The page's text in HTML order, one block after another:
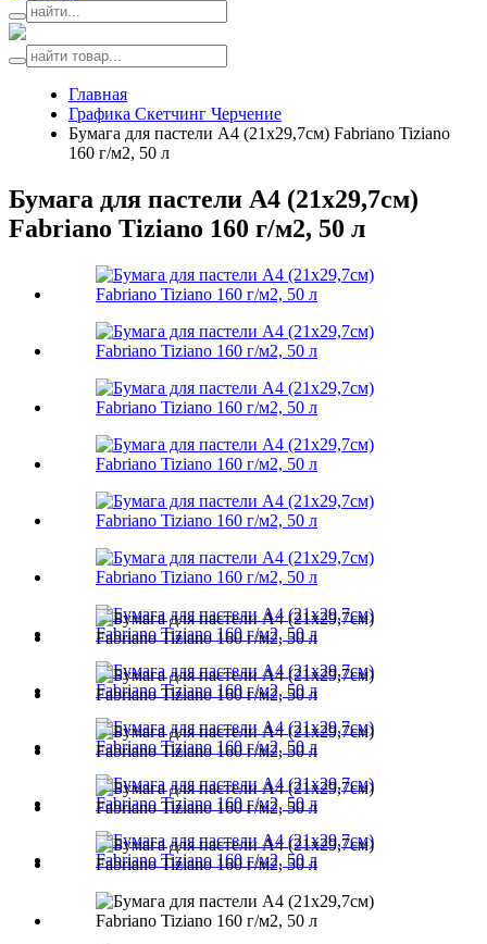
Главная
Графика Скетчинг Черчение
Бумага для пастели А4 (21x29,7см) Fabriano Tiziano
160 г/м2, 50 л
Бумага для пастели А4 (21x29,7см)
Fabriano Tiziano 160 г/м2, 50 л